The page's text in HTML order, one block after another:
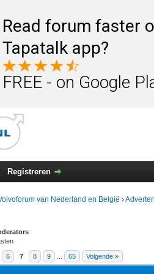
Read forum faster
Tapatalk app?
FREE - on Google
Registreren
van Nederland en België ›
6 7 8 9 65 Volgende »